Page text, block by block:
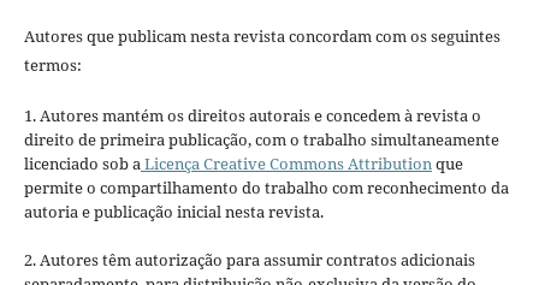
Autores que publicam nesta revista concordam com os seguintes
termos:
1. Autores mantém os direitos autorais e concedem à revista o
direito de primeira publicação, com o trabalho simultaneamente
licenciado sob aLicença Creative Commons Attributionque
permite o compartilhamento do trabalho com reconhecimento da
autoria e publicação inicial nesta revista.
2. Autores têm autorização para assumir contratos adicionais